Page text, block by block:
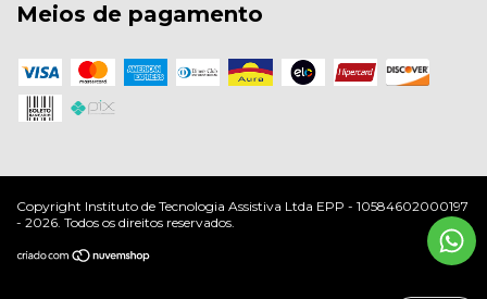
Meios de pagamento
Copyright Instituto de Tecnologia Assistiva Ltda EPP - 10584602000197
- 2026. Todos os direitos reservados.